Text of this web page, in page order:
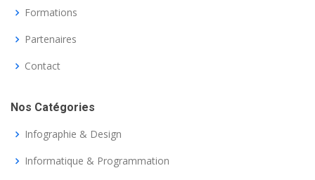
Formations
Partenaires
Contact
Nos Catégories
Infographie & Design
Informatique & Programmation